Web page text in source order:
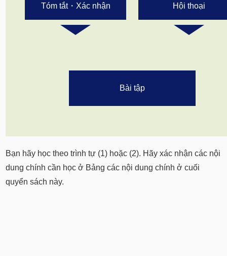
Tóm tắt・Xác nhận
Hội thoại
Bài tập
Bạn hãy học theo trình tự (1) hoặc (2). Hãy xác nhận các nội
dung chính cần học ở Bảng các nội dung chính ở cuối
quyển sách này.